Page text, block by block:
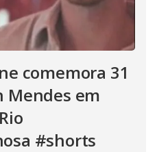
comemora 31
Mendes em
#shorts